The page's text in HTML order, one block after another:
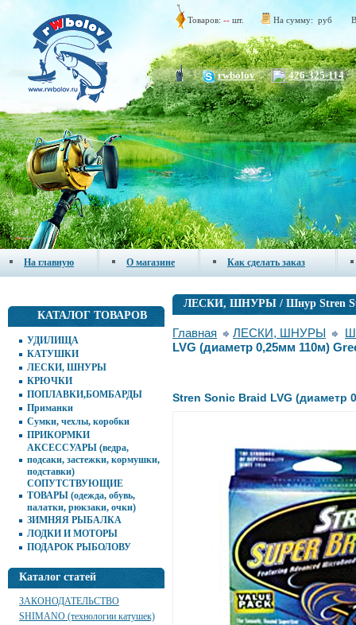
Товаров: -- шт. На сумму: руб
rwbolov 426-325-114
На главную О магазине Как сделать заказ
КАТАЛОГ ТОВАРОВ
УДИЛИЩА
КАТУШКИ
ЛЕСКИ, ШНУРЫ
КРЮЧКИ
ПОПЛАВКИ,БОМБАРДЫ
Приманки
Сумки, чехлы, коробки
ПРИКОРМКИ
АКСЕССУАРЫ (ведра,
подсаки, застежки, кормушки,
подставки)
СОПУТСТВУЮЩИЕ
ТОВАРЫ (одежда, обувь,
палатки, рюкзаки, очки)
ЗИМНЯЯ РЫБАЛКА
ЛОДКИ И МОТОРЫ
ПОДАРОК РЫБОЛОВУ
Каталог статей
ЗАКОНОДАТЕЛЬСТВО
SHIMANO (технологии катушек)
ЛЕСКИ, ШНУРЫ / Шнур Stren
Главная ЛЕСКИ, ШНУРЫ
LVG (диаметр 0,25мм 110м)
Stren Sonic Braid LVG (диаметр